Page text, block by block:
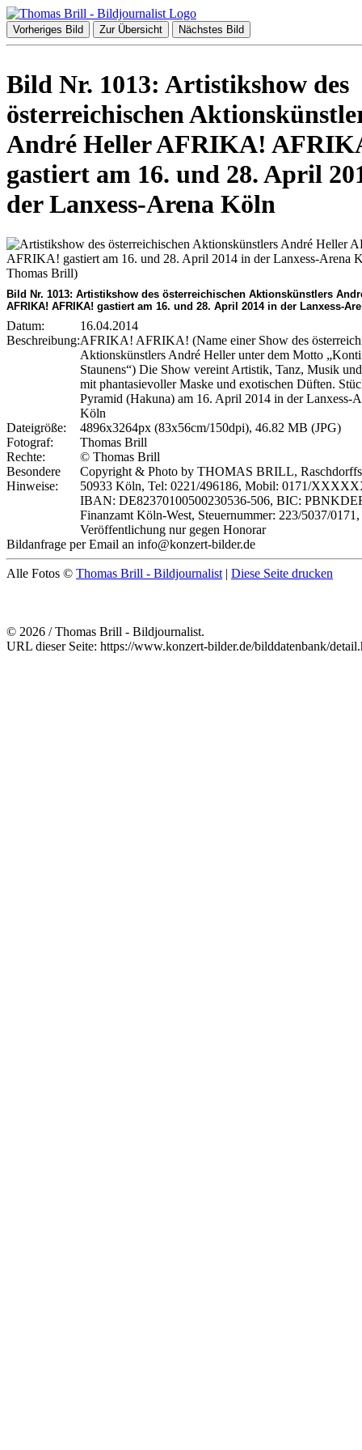
Vorheriges Bild Zur Übersicht Nächstes Bild
Bild Nr. 1013: Artistikshow des
österreichischen
André Heller AFRIKA!
gastiert am 16. und 28. April
der Lanxess-Arena Köln
Bild Nr. 1013: Artistikshow des österreichischen Aktionskünstlers
AFRIKA! AFRIKA! gastiert am 16. und 28. April 2014 in der Lanxess-
Datum:
16.04.2014
Beschreibung:AFRIKA! AFRIKA! (Name einer Show des
Aktionskünstlers André Heller unter dem Motto
Staunens“) Die Show vereint Artistik, Tanz, Musik
mit phantasievoller Maske und exotischen Düften.
Pyramid (Hakuna) am 16. April 2014 in der Lanxess-
Köln
Dateigröße:
4896x3264px (83x56cm/150dpi), 46.82 MB (JPG)
Fotograf:
Thomas Brill
Rechte:
© Thomas Brill
Besondere
Hinweise:
Copyright & Photo by THOMAS BRILL,
50933 Köln, Tel: 0221/496186, Mobil: 0171/
IBAN: DE82370100500230536-506, BIC:
Finanzamt Köln-West, Steuernummer: 223/5037/
Veröffentlichung nur gegen Honorar
Bildanfrage per Email an info@konzert-bilder.de
Alle Fotos © Thomas Brill - Bildjournalist | Diese Seite drucken
© 2026 / Thomas Brill - Bildjournalist.
URL dieser Seite: https://www.konzert-bilder.de/bilddatenbank/